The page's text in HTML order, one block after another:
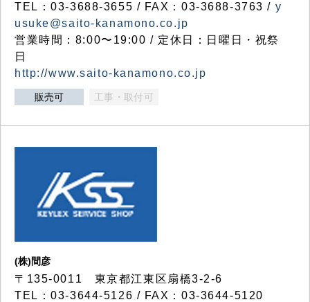
TEL：03-3688-3655 / FAX：03-3688-3763 / y
usuke@saito-kanamono.co.jp
営業時間：8:00〜19:00 / 定休日：日曜日・祝祭
日
http://www.saito-kanamono.co.jp
販売可 工事・取付可
(株)間彦
〒135-0011 東京都江東区扇橋3-2-6
TEL：03-3644-5126 / FAX：03-3644-5120